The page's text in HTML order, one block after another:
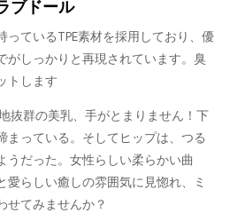
ブドール
ているTPE素材を採用しており、優
がしっかりと再現されています。臭
トします
群の美乳、手がとまりません！下
まっている。そしてヒップは、つる
うだった。女性らしい柔らかい曲
愛らしい癒しの雰囲気に見惚れ、ミ
せてみませんか？